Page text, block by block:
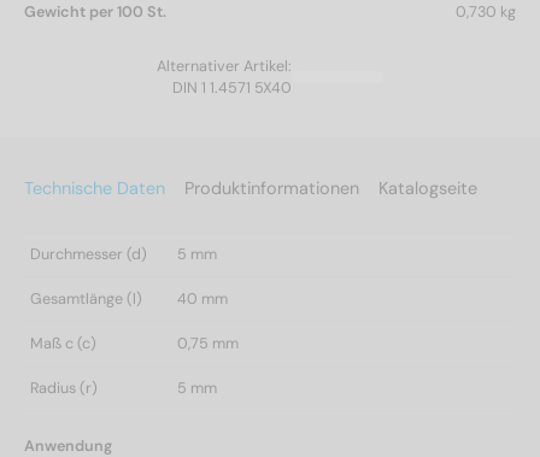
Gewicht per 100 St.
0,730 kg
Alternativer Artikel:
DIN 1 1.4571 5X40
Technische Daten Produktinformationen Katalogseite
Durchmesser (d) 5 mm
Gesamtlänge (l) 40 mm
Maß c (c) 0,75 mm
Radius (r) 5 mm
Anwendung